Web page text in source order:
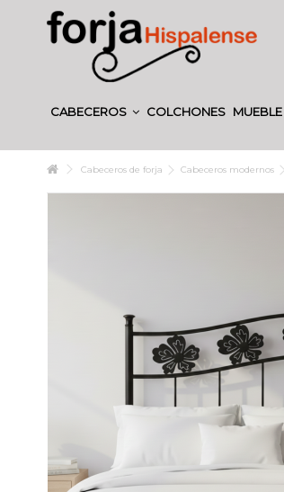
CABECEROS COLCHONES
Cabeceros de forja Cabeceros modernos